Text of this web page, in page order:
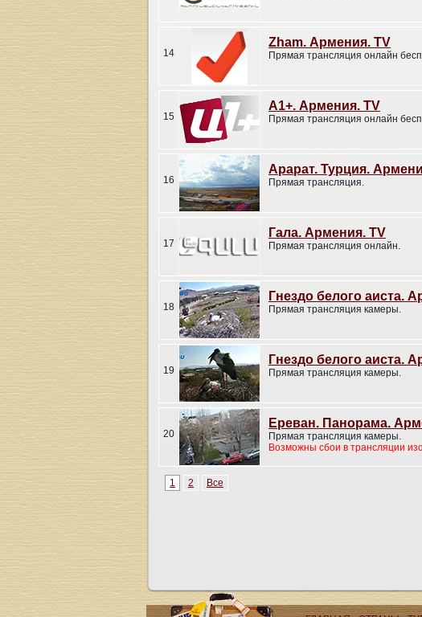
14
Zham. Армения. TV
Прямая трансляция онлайн
15
А1+. Армения. TV
Прямая трансляция онлайн
16
Арарат. Турция.
Прямая трансляция.
17
Гала. Армения. TV
Прямая трансляция онлайн.
18
Гнездо белого аиста.
Прямая трансляция камеры.
19
Гнездо белого аиста.
Прямая трансляция камеры.
20
Ереван. Панорама.
Прямая трансляция камеры.
Возможны сбои в трансляции
1 2 Все